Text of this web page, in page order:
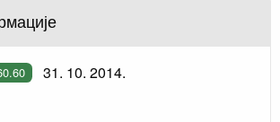
31. 10. 2014.